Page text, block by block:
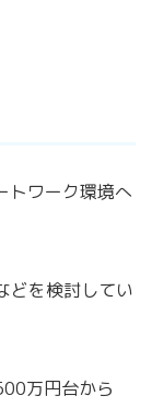
トワーク環境へ
どを検討してい
万円台から